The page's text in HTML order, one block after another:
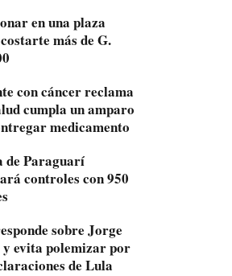
en una plaza
más de G.
con cáncer reclama
cumpla un amparo
medicamento
de Paraguarí
controles con 950
sobre Jorge
evita polemizar por
de Lula